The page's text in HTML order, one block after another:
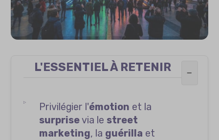
L'ESSENTIEL À RETENIR −
Privilégier l'émotion et la
surprisevia le street
marketing, la guérilla et